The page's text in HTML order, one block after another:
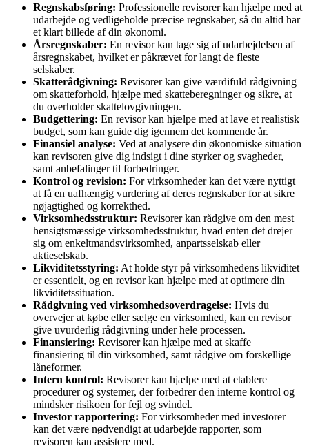
Regnskabsføring: Professionelle revisorer kan hjælpe med at
udarbejde og vedligeholde præcise regnskaber, så du altid har
et klart billede af din økonomi.
Årsregnskaber: En revisor kan tage sig af udarbejdelsen af
årsregnskabet, hvilket er påkrævet for langt de fleste
selskaber.
Skatterådgivning: Revisorer kan give værdifuld rådgivning
om skatteforhold, hjælpe med skatteberegninger og sikre, at
du overholder skattelovgivningen.
Budgettering: En revisor kan hjælpe med at lave et realistisk
budget, som kan guide dig igennem det kommende år.
Finansiel analyse: Ved at analysere din økonomiske situation
kan revisoren give dig indsigt i dine styrker og svagheder,
samt anbefalinger til forbedringer.
Kontrol og revision: For virksomheder kan det være nyttigt
at få en uafhængig vurdering af deres regnskaber for at sikre
nøjagtighed og korrekthed.
Virksomhedsstruktur: Revisorer kan rådgive om den mest
hensigtsmæssige virksomhedsstruktur, hvad enten det drejer
sig om enkeltmandsvirksomhed, anpartsselskab eller
aktieselskab.
Likviditetsstyring: At holde styr på virksomhedens likviditet
er essentielt, og en revisor kan hjælpe med at optimere din
likviditetssituation.
Rådgivning ved virksomhedsoverdragelse: Hvis du
overvejer at købe eller sælge en virksomhed, kan en revisor
give uvurderlig rådgivning under hele processen.
Finansiering: Revisorer kan hjælpe med at skaffe
finansiering til din virksomhed, samt rådgive om forskellige
låneformer.
Intern kontrol: Revisorer kan hjælpe med at etablere
procedurer og systemer, der forbedrer den interne kontrol og
mindsker risikoen for fejl og svindel.
Investor rapportering: For virksomheder med investorer
kan det være nødvendigt at udarbejde rapporter, som
revisoren kan assistere med.